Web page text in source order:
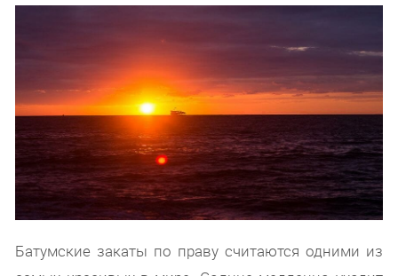
Батумские закаты по праву считаются одними из